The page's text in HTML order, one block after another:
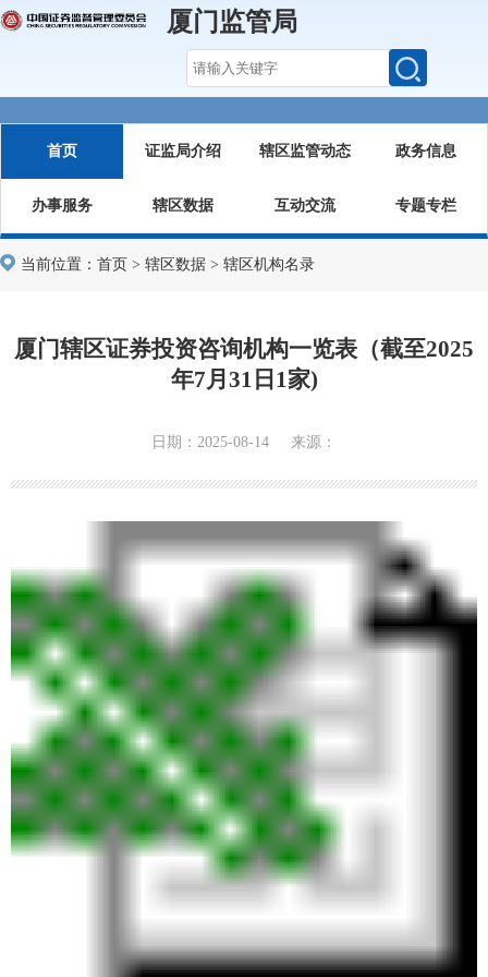
厦门监管局
首页 证监局介绍 辖区监管动态 政务信息
办事服务 辖区数据 互动交流 专题专栏
当前位置： 首页 > 辖区数据 > 辖区机构名录
厦门辖区证券投资咨询机构一览表（截至2025
年7月31日1家)
日期：2025-08-14 来源：